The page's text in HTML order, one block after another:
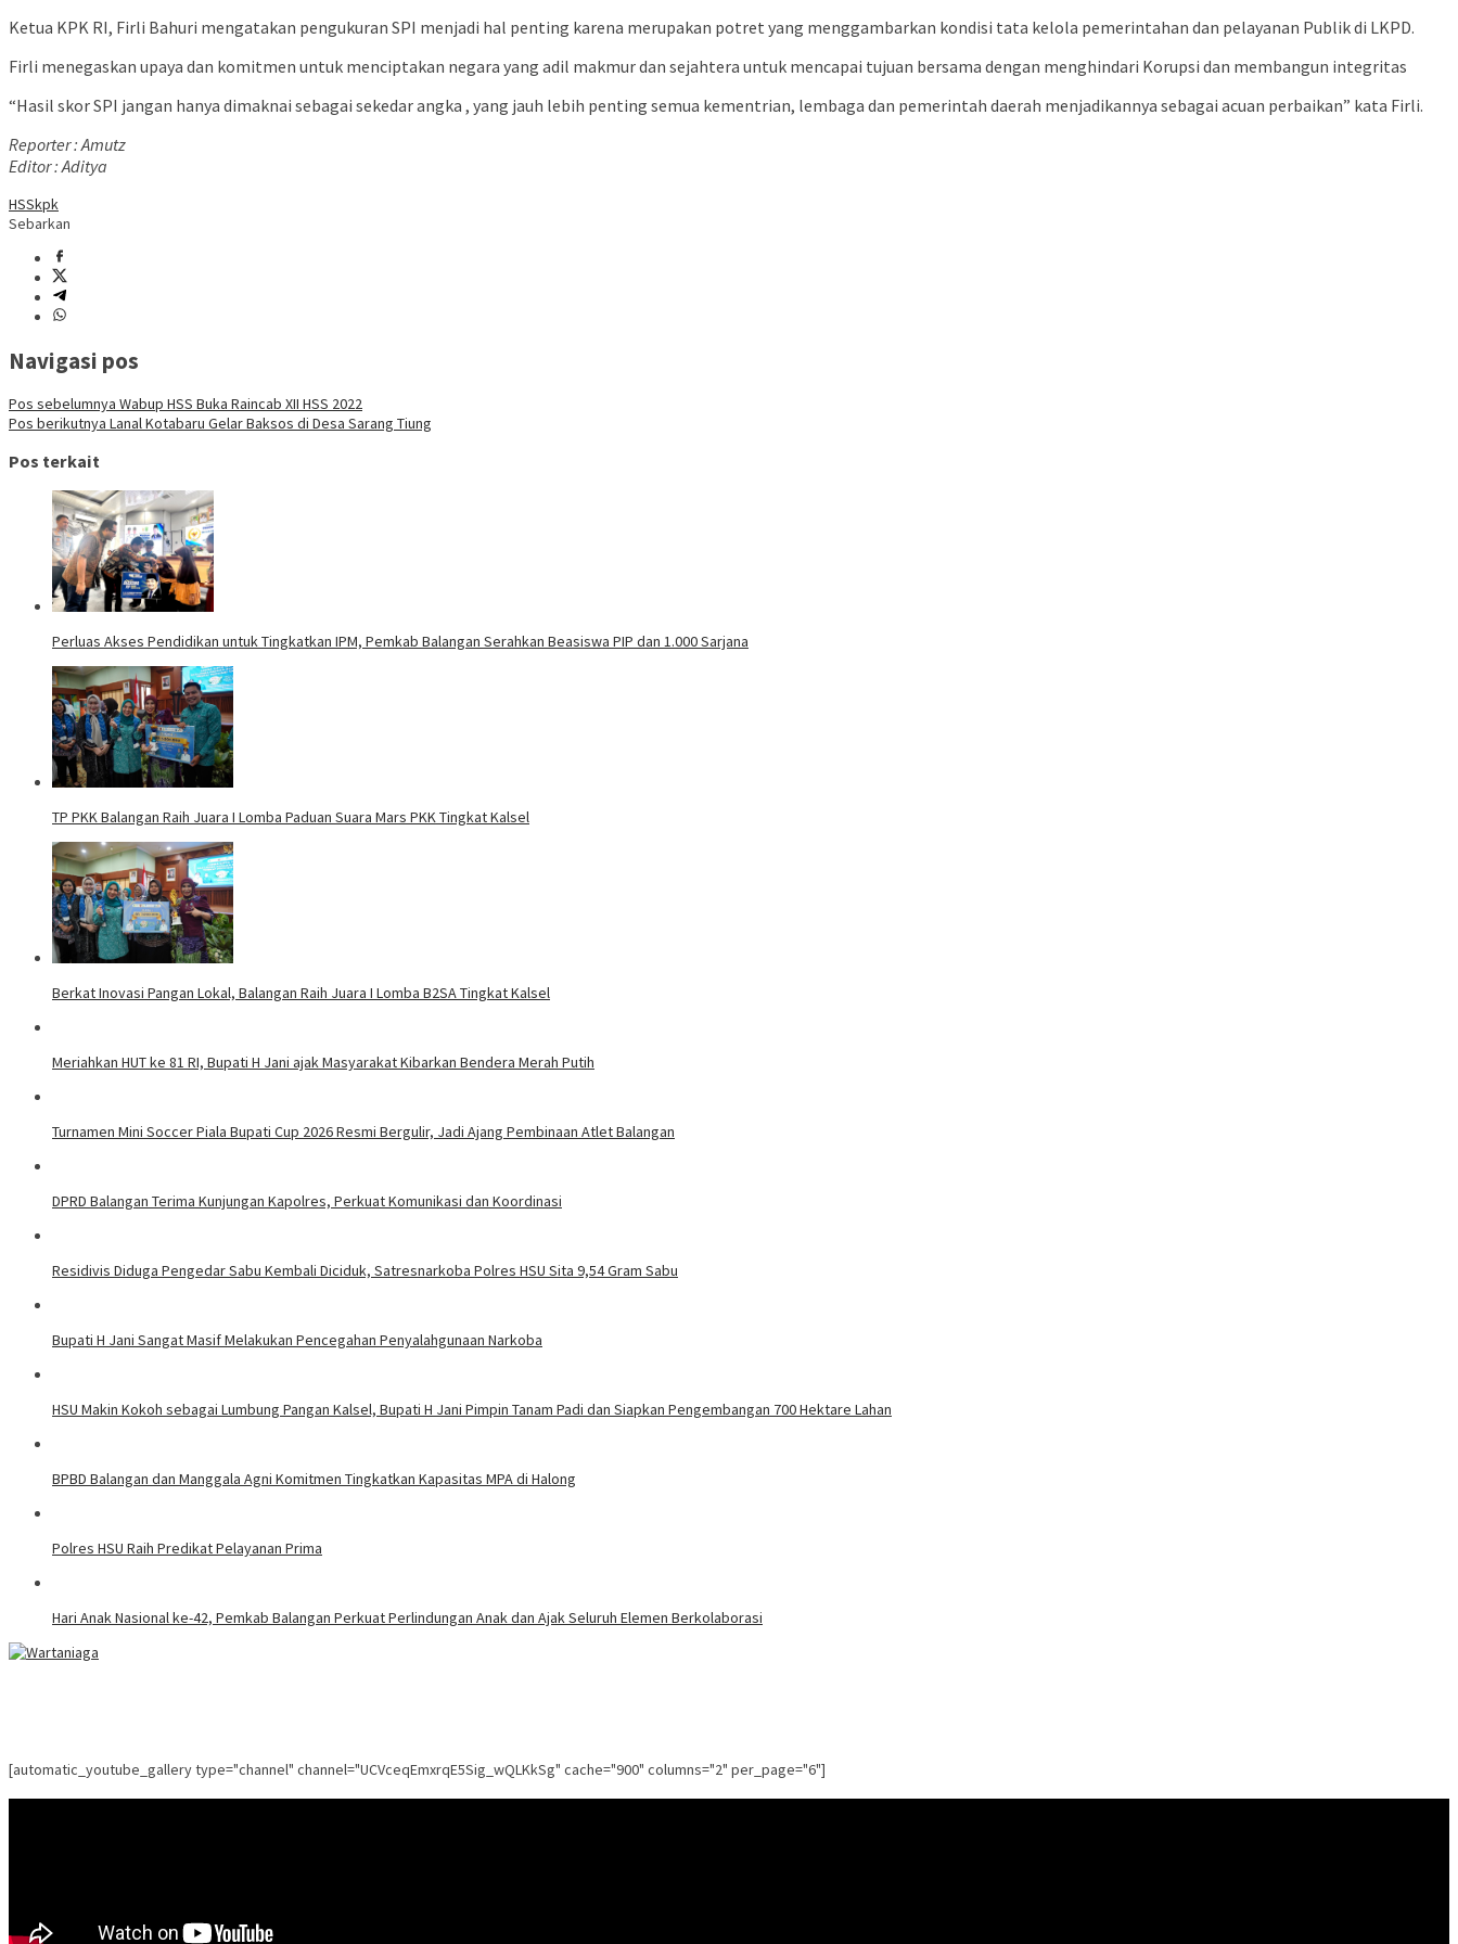
Ketua KPK RI, Firli Bahuri mengatakan pengukuran SPI menjadi hal penting karena merupakan potret yang menggambarkan kondisi tata kelola pemerintahan dan pelayanan Publik di LKPD.
Firli menegaskan upaya dan komitmen untuk menciptakan negara yang adil makmur dan sejahtera untuk mencapai tujuan bersama dengan menghindari Korupsi dan membangun integritas
“Hasil skor SPI jangan hanya dimaknai sebagai sekedar angka , yang jauh lebih penting semua kementrian, lembaga dan pemerintah daerah menjadikannya sebagai acuan perbaikan” kata Firli.
Reporter : Amutz
Editor : Aditya
HSSkpk
Sebarkan
Navigasi pos
Pos sebelumnya Wabup HSS Buka Raincab XII HSS 2022
Pos berikutnya Lanal Kotabaru Gelar Baksos di Desa Sarang Tiung
Pos terkait
Perluas Akses Pendidikan untuk Tingkatkan IPM, Pemkab Balangan Serahkan Beasiswa PIP dan 1.000 Sarjana
TP PKK Balangan Raih Juara I Lomba Paduan Suara Mars PKK Tingkat Kalsel
Berkat Inovasi Pangan Lokal, Balangan Raih Juara I Lomba B2SA Tingkat Kalsel
Meriahkan HUT ke 81 RI, Bupati H Jani ajak Masyarakat Kibarkan Bendera Merah Putih
Turnamen Mini Soccer Piala Bupati Cup 2026 Resmi Bergulir, Jadi Ajang Pembinaan Atlet Balangan
DPRD Balangan Terima Kunjungan Kapolres, Perkuat Komunikasi dan Koordinasi
Residivis Diduga Pengedar Sabu Kembali Diciduk, Satresnarkoba Polres HSU Sita 9,54 Gram Sabu
Bupati H Jani Sangat Masif Melakukan Pencegahan Penyalahgunaan Narkoba
HSU Makin Kokoh sebagai Lumbung Pangan Kalsel, Bupati H Jani Pimpin Tanam Padi dan Siapkan Pengembangan 700 Hektare Lahan
BPBD Balangan dan Manggala Agni Komitmen Tingkatkan Kapasitas MPA di Halong
Polres HSU Raih Predikat Pelayanan Prima
Hari Anak Nasional ke-42, Pemkab Balangan Perkuat Perlindungan Anak dan Ajak Seluruh Elemen Berkolaborasi
[automatic_youtube_gallery type="channel" channel="UCVceqEmxrqE5Sig_wQLKkSg" cache="900" columns="2" per_page="6"]